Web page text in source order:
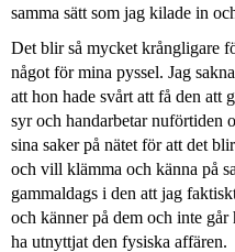
samma sätt som jag kilade in
Det blir så mycket krångligare
något för mina pyssel. Jag
att hon hade svårt att få den att
syr och handarbetar nuförtiden
sina saker på nätet för att det
och vill klämma och känna på
gammaldags i den att jag
och känner på dem och inte går
ha utnyttjat den fysiska affären.